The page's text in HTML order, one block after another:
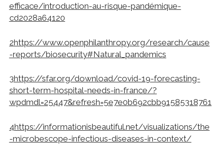
efficace/introduction-au-risque-pandémique-
cd2028a64120
2https://www.openphilanthropy.org/research/cause
-reports/biosecurity#Natural_pandemics
3https://sfar.org/download/covid-19-forecasting-
short-term-hospital-needs-in-france/?
wpdmdl=25447&refresh=5e7e0b692cbb91585318761
4https://informationisbeautiful.net/visualizations/the
-microbescope-infectious-diseases-in-context/